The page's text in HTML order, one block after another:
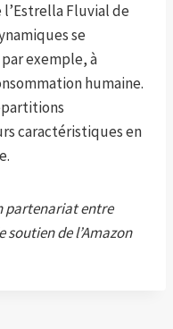
Fluvial de
se
exemple, à
humaine.
caractéristiques en
partenariat entre
de l’Amazon